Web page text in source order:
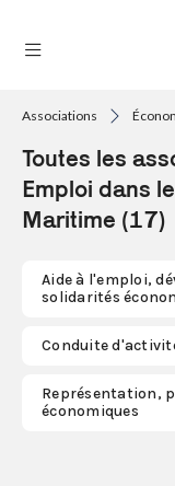
RÉGIONS
FORMATS
TENDANCES
LA
Associations
Toutes les
Emploi dans
Maritime (17)
Aide à l'emploi,
solidarités
Conduite
Représentation,
économiques